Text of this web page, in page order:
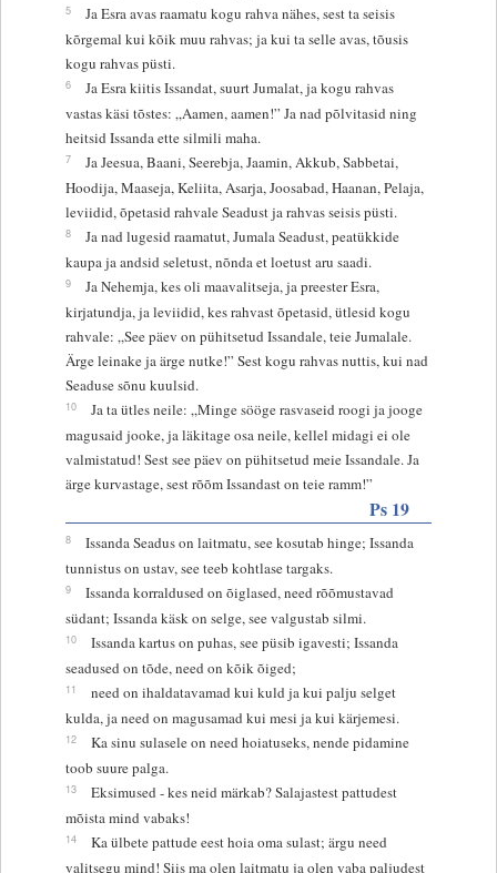
5
Ja Esra avas raamatu kogu rahva nähes, sest ta seisis
kõrgemal kui kõik muu rahvas; ja kui ta selle avas, tõusis
kogu rahvas püsti.
6
Ja Esra kiitis Issandat, suurt Jumalat, ja kogu rahvas
vastas käsi tõstes: „Aamen, aamen!” Ja nad põlvitasid ning
heitsid Issanda ette silmili maha.
7
Ja Jeesua, Baani, Seerebja, Jaamin, Akkub, Sabbetai,
Hoodija, Maaseja, Keliita, Asarja, Joosabad, Haanan, Pelaja,
leviidid, õpetasid rahvale Seadust ja rahvas seisis püsti.
8
Ja nad lugesid raamatut, Jumala Seadust, peatükkide
kaupa ja andsid seletust, nõnda et loetust aru saadi.
9
Ja Nehemja, kes oli maavalitseja, ja preester Esra,
kirjatundja, ja leviidid, kes rahvast õpetasid, ütlesid kogu
rahvale: „See päev on pühitsetud Issandale, teie Jumalale.
Ärge leinake ja ärge nutke!” Sest kogu rahvas nuttis, kui nad
Seaduse sõnu kuulsid.
10
Ja ta ütles neile: „Minge sööge rasvaseid roogi ja jooge
magusaid jooke, ja läkitage osa neile, kellel midagi ei ole
valmistatud! Sest see päev on pühitsetud meie Issandale. Ja
ärge kurvastage, sest rõõm Issandast on teie ramm!”
Ps 19
8
Issanda Seadus on laitmatu, see kosutab hinge; Issanda
tunnistus on ustav, see teeb kohtlase targaks.
9
Issanda korraldused on õiglased, need rõõmustavad
südant; Issanda käsk on selge, see valgustab silmi.
10
Issanda kartus on puhas, see püsib igavesti; Issanda
seadused on tõde, need on kõik õiged;
11
need on ihaldatavamad kui kuld ja kui palju selget
kulda, ja need on magusamad kui mesi ja kui kärjemesi.
12
Ka sinu sulasele on need hoiatuseks, nende pidamine
toob suure palga.
13
Eksimused - kes neid märkab? Salajastest pattudest
mõista mind vabaks!
14
Ka ülbete pattude eest hoia oma sulast; ärgu need
valitsegu mind! Siis ma olen laitmatu ja olen vaba paljudest